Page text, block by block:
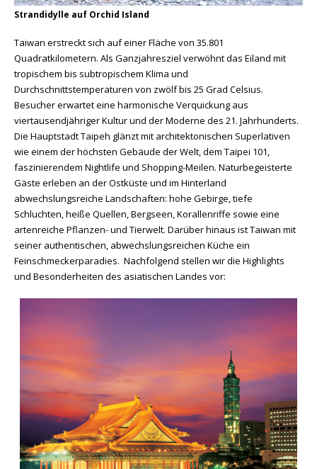
Strandidylle auf Orchid Island
Taiwan erstreckt sich auf einer Fläche von 35.801
Quadratkilometern. Als Ganzjahresziel verwöhnt das Eiland mit
tropischem bis subtropischem Klima und
Durchschnittstemperaturen von zwölf bis 25 Grad Celsius.
Besucher erwartet eine harmonische Verquickung aus
viertausendjähriger Kultur und der Moderne des 21. Jahrhunderts.
Die Hauptstadt Taipeh glänzt mit architektonischen Superlativen
wie einem der höchsten Gebäude der Welt, dem Taipei 101,
faszinierendem Nightlife und Shopping-Meilen. Naturbegeisterte
Gäste erleben an der Ostküste und im Hinterland
abwechslungsreiche Landschaften: hohe Gebirge, tiefe
Schluchten, heiße Quellen, Bergseen, Korallenriffe sowie eine
artenreiche Pflanzen- und Tierwelt. Darüber hinaus ist Taiwan mit
seiner authentischen, abwechslungsreichen Küche ein
Feinschmeckerparadies. Nachfolgend stellen wir die Highlights
und Besonderheiten des asiatischen Landes vor: